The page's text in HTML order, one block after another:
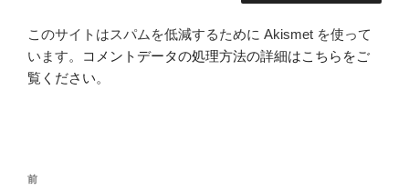
このサイトはスパムを低減するために Akismet を使って
います。
コメントデータの処理方法の詳細はこちらをご
覧ください。
投
前
前